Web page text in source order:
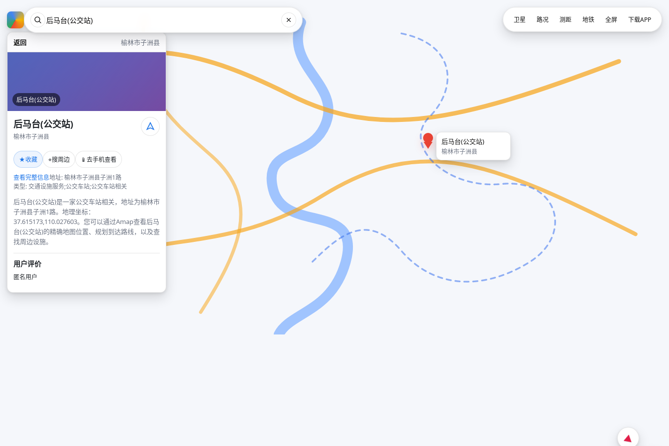
返回 榆林市子洲县
后马台(公交站)
后马台(公交站)
榆林市子洲县
★收藏 ⌖搜周边 📱 去手机查看
查看完整信息地址: 榆林市子洲县子洲1路
类型: 交通设施服务;公交车站;公交车站相关
后马台(公交站)是一家公交车站相关，地址为榆林市
子洲县子洲1路。地理坐标：
37.615173,110.027603。您可以通过Amap查看后马
台(公交站)的精确地图位置、规划到达路线，以及查
找周边设施。
用户评价
匿名用户
后马台(公交站)
榆林市子洲县
卫星 路况 测距 地铁 全屏 下载APP